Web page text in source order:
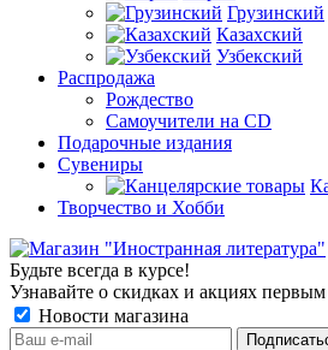
Грузинский
Казахский
Узбекский
Распродажа
Рождество
Самоучители на CD
Подарочные издания
Сувениры
Творчество и Хобби
Будьте всегда в курсе!
Узнавайте о скидках и акциях первым
Новости магазина